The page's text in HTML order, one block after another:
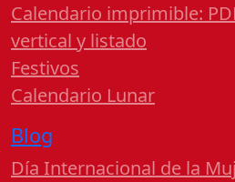
Calendario imprimible:
vertical y listado
Festivos
Calendario Lunar
Blog
Día Internacional de la